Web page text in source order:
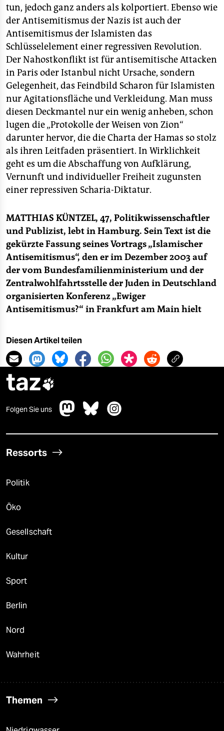
tun, jedoch ganz anders als kolportiert. Ebenso wie
der Antisemitismus der Nazis ist auch der
Antisemitismus der Islamisten das
Schlüsselelement einer regressiven Revolution.
Der Nahostkonflikt ist für antisemitische Attacken
in Paris oder Istanbul nicht Ursache, sondern
Gelegenheit, das Feindbild Scharon für Islamisten
nur Agitationsfläche und Verkleidung. Man muss
diesen Deckmantel nur ein wenig anheben, schon
lugen die „Protokolle der Weisen von Zion“
darunter hervor, die die Charta der Hamas so stolz
als ihren Leitfaden präsentiert. In Wirklichkeit
geht es um die Abschaffung von Aufklärung,
Vernunft und individueller Freiheit zugunsten
einer repressiven Scharia-Diktatur.
MATTHIAS KÜNTZEL, 47, Politikwissenschaftler
und Publizist, lebt in Hamburg. Sein Text ist die
gekürzte Fassung seines Vortrags „Islamischer
Antisemitismus“, den er im Dezember 2003 auf
der vom Bundesfamilienministerium und der
Zentralwohlfahrtsstelle der Juden in Deutschland
organisierten Konferenz „Ewiger
Antisemitismus?“ in Frankfurt am Main hielt
Diesen Artikel teilen
taz
Folgen Sie uns
Ressorts
Politik
Öko
Gesellschaft
Kultur
Sport
Berlin
Nord
Wahrheit
Themen